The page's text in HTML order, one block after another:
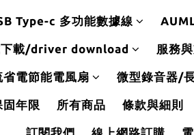
Type-c 多功能數據線
下載/driver download 服務
省電節能電風扇 微型錄音器/
固年限 所有商品 條款與細則